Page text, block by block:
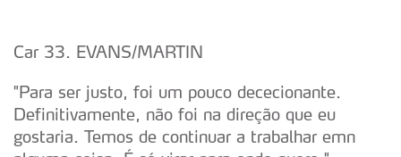
Car 33. EVANS/MARTIN
"Para ser justo, foi um pouco dececionante.
Definitivamente, não foi na direção que eu
gostaria. Temos de continuar a trabalhar emn